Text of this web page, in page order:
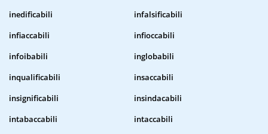
inedificabili
infalsificabili
infiaccabili
infioccabili
infoibabili
inglobabili
inqualificabili
insaccabili
insignificabili
insindacabili
intabaccabili
intaccabili